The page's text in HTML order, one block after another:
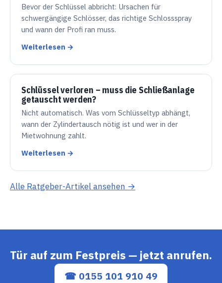
Bevor der Schlüssel abbricht: Ursachen für
schwergängige Schlösser, das richtige Schlossspray
und wann der Profi ran muss.
Weiterlesen →
Schlüssel verloren – muss die Schließanlage
getauscht werden?
Nicht automatisch. Was vom Schlüsseltyp abhängt,
wann der Zylindertausch nötig ist und wer in der
Mietwohnung zahlt.
Weiterlesen →
Alle Ratgeber-Artikel ansehen →
Tür auf zum Festpreis — jetzt anrufen.
☎ 0155 101 910 49